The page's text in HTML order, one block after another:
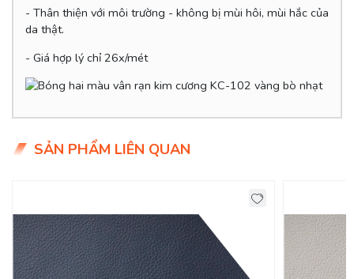
- Thân thiện với môi trường - không bị mùi hôi, mùi hắc của
da thật.
- Giá hợp lý chỉ 26x/mét
SẢN PHẨM LIÊN QUAN